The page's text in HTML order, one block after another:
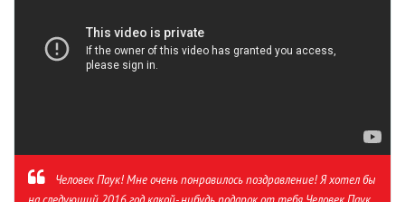
Человек Паук! Мне очень понравилось поздравление! Я хотел бы